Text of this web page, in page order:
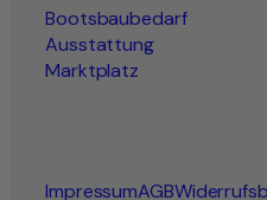
Bootsbaubedarf
Ausstattung
Marktplatz
ImpressumAGB